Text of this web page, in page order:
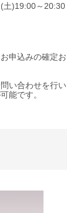
土)19:00～20:30
申込みの確定
い合わせを行
能です。